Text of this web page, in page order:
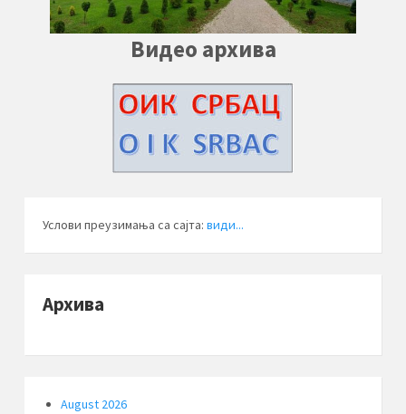
Видео архива
Услови преузимања са сајта: види...
Архива
August 2026